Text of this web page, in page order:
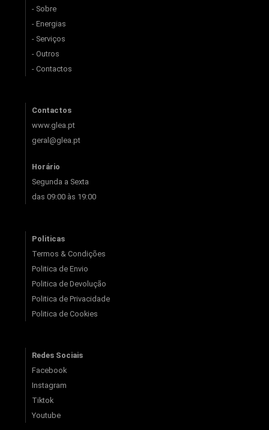
- Sobre
- Energias
- Serviços
- Outros
- Contactos
Contactos
www.glea.pt
geral@glea.pt
Horário
Segunda a Sexta
das 09:00 às 19:00
Politicas
Termos & Condições
Politica de Envio
Politica de Devolução
Politica de Privacidade
Politica de Cookies
Redes Sociais
Facebook
Instagram
Tiktok
Youtube